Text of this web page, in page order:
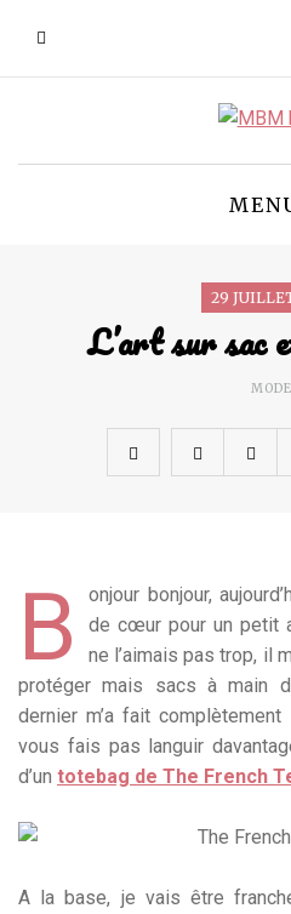
29
L’art sur sac
MODE
B
onjour bonjour,
de cœur pour un petit
ne l’aimais pas trop, il
protéger mais sacs à main
dernier m’a fait
vous fais pas languir
d’un totebag de The French
A la base, je vais être